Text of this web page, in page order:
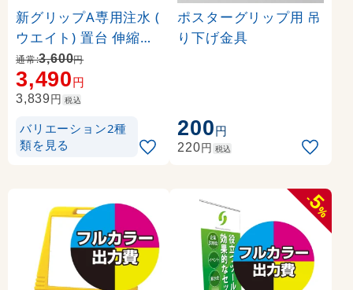
新グリップA専用注水 (
ウエイト) 置台 伸縮タ
イプ カラー:シルバー (
36024-2S)
通常:3,600円
3,490円
3,839円 税込
バリエーション2種
類を見る
ポスターグリップ用 吊
り下げ金具
200円
220円 税込
-
5
%